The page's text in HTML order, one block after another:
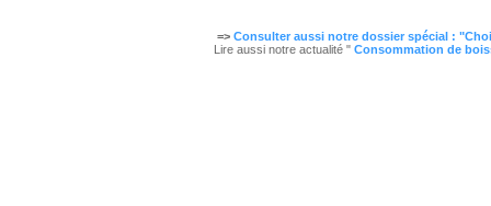
=> Consulter aussi notre dossier spécial :
Lire aussi notre actualité " Consommation de